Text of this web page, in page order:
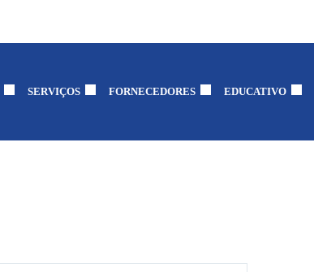
SERVIÇOS FORNECEDORES EDUCATIVO